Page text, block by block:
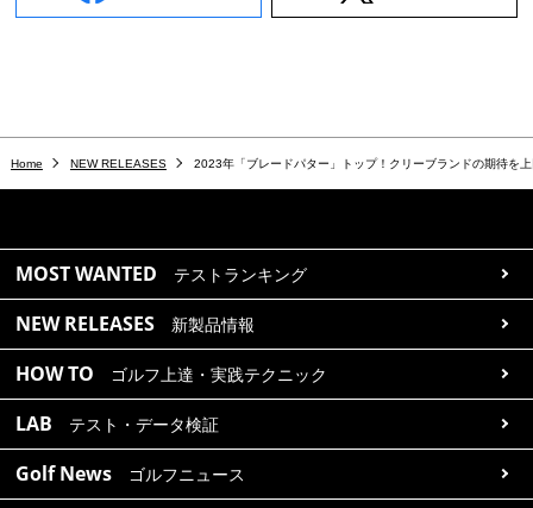
Home NEW RELEASES 2023年「ブレードパター」トップ！クリーブランドの期待を
MOST WANTED テストランキング
NEW RELEASES 新製品情報
HOW TO ゴルフ上達・実践テクニック
LAB テスト・データ検証
Golf News ゴルフニュース